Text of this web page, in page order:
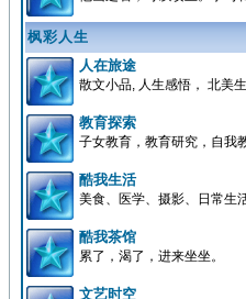
枫彩人生
人在旅途
散文小品, 人生感悟， 北美
教育探索
子女教育，教育研究，自我
酷我生活
美食、医学、摄影、日常生
酷我茶馆
累了，渴了，进来坐坐。
文艺时空